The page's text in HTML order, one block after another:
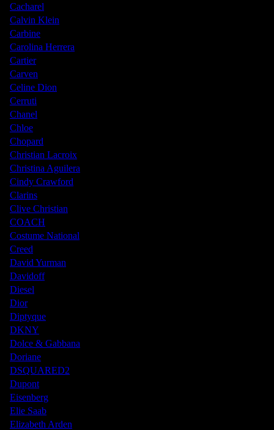
Cacharel
Calvin Klein
Carbine
Carolina Herrera
Cartier
Carven
Celine Dion
Cerruti
Chanel
Chloe
Chopard
Christian Lacroix
Christina Aguilera
Cindy Crawford
Clarins
Clive Christian
COACH
Costume National
Creed
David Yurman
Davidoff
Diesel
Dior
Diptyque
DKNY
Dolce & Gabbana
Doriane
DSQUARED2
Dupont
Eisenberg
Elie Saab
Elizabeth Arden